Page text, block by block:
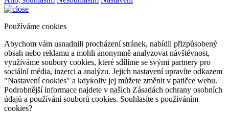
Používáme cookies
Abychom vám usnadnili procházení stránek, nabídli přizpůsobený
obsah nebo reklamu a mohli anonymně analyzovat návštěvnost,
využíváme soubory cookies, které sdílíme se svými partnery pro
sociální média, inzerci a analýzu. Jejich nastavení upravíte odkazem
"Nastavení cookies" a kdykoliv jej můžete změnit v patičce webu.
Podrobnější informace najdete v našich Zásadách ochrany osobních
údajů a používání souborů cookies. Souhlasíte s používáním
cookies?